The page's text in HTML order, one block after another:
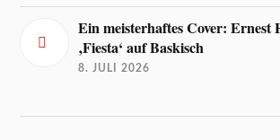
Ein meisterhaftes Cover: Ernest
‚Fiesta‘ auf Baskisch
8. JULI 2026